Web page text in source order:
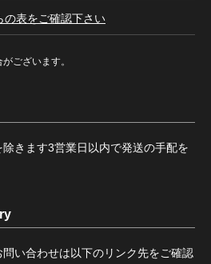
の表をご確認下さい
ございます。
きます3営業日以内で発送の手配を
い合わせは以下のリンク先をご確認